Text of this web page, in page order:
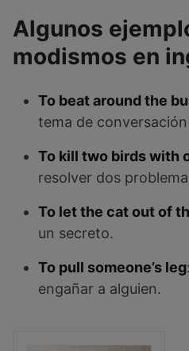
Algunos
modismos en
To beat around the
tema de
To kill two birds with
resolver dos
To let the cat out of
un secreto.
To pull someone’s leg
engañar a alguien.